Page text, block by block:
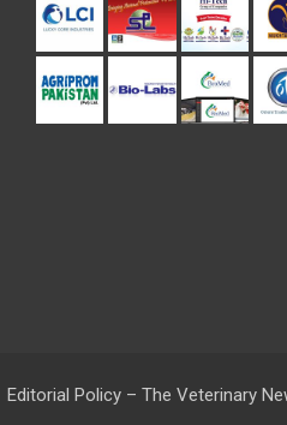
Editorial Policy – The Veterinary